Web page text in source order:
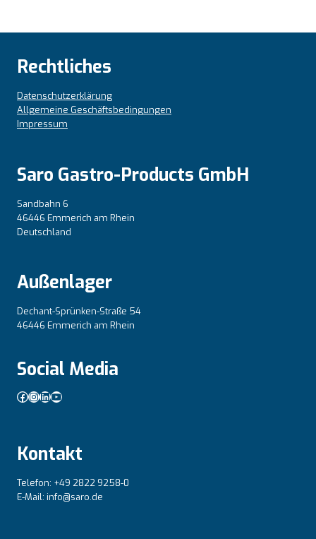
Rechtliches
Datenschutzerklärung
Allgemeine Geschäftsbedingungen
Impressum
Saro Gastro-Products GmbH
Sandbahn 6
46446 Emmerich am Rhein
Deutschland
Außenlager
Dechant-Sprünken-Straße 54
46446 Emmerich am Rhein
Social Media
Facebook
Instagram
LinkedIn
YouTube
Kontakt
Telefon: +49 2822 9258-0
E-Mail: info@saro.de